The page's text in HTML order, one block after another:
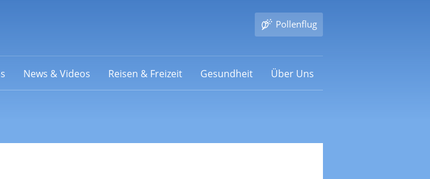
Pollenflug
News & Videos Reisen & Freizeit Gesundheit Über Uns